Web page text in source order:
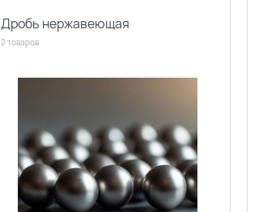
Дробь нержавеющая
2 товаров